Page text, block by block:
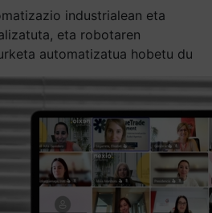
industrialean eta
eta robotaren
automatizatua hobetu du